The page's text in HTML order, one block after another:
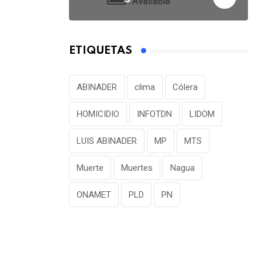
ETIQUETAS
ABINADER clima Cólera
HOMICIDIO INFOTDN LIDOM
LUIS ABINADER MP MTS
Muerte Muertes Nagua
ONAMET PLD PN